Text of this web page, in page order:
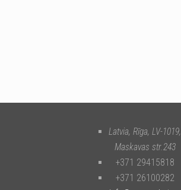
Latvia, Rīga, LV-1019,
Maskavas str.243
+371 29415818
+371 26100282